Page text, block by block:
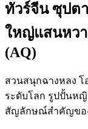
ทัวร์จีน ซุปตา
ใหญ่แสนหว
(AQ)
สวนสนุกฉางหลง โ
ระดับโลก รูปปั้นหญิ
สัญลักษณ์สำคัญขอ